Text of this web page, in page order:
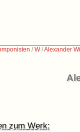
/W/Alexander
zum Werk: